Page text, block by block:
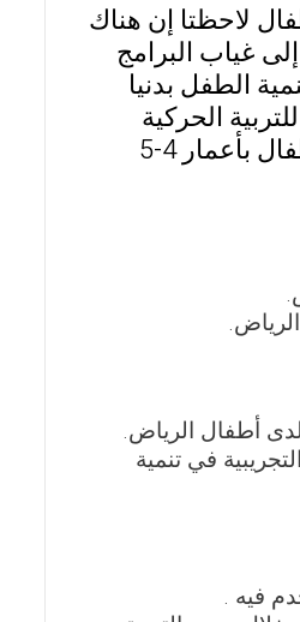
لاحظتا إن هناك
غياب البرامج
الطفل بدنيا
الحركية
يتضمن مجموعة من التمرينات التنشيطية والألعاب التي تتناسب مع خصائص ونمو الأطفال بأعمار 4-5
أطفال الرياض.
في تنمية
فيه .